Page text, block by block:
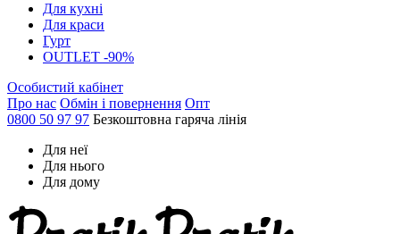
Для кухні
Для краси
Гурт
OUTLET -90%
Особистий кабінет
Про нас Обмін і повернення Опт
0800 50 97 97 Безкоштовна гаряча лінія
Для неї
Для нього
Для дому